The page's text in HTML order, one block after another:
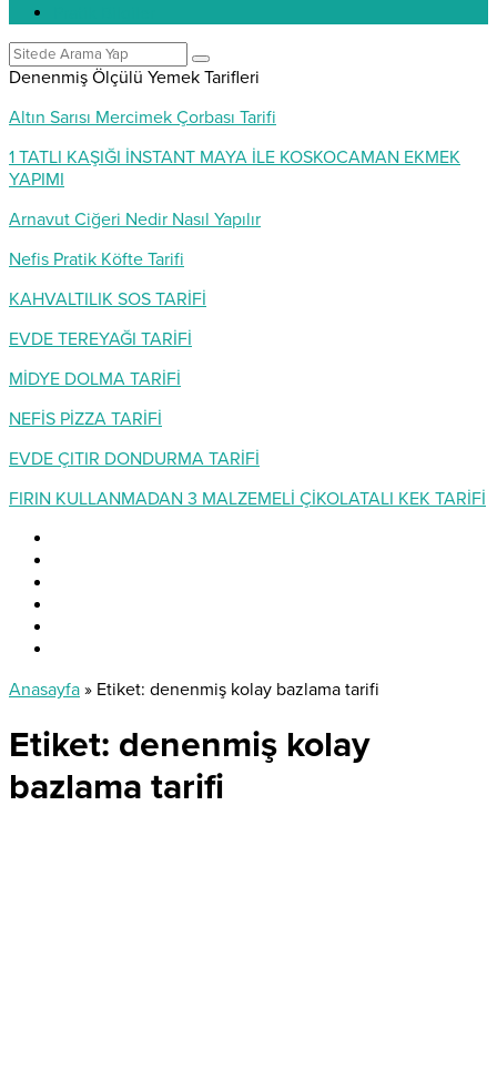
Denenmiş Ölçülü Yemek Tarifleri
Altın Sarısı Mercimek Çorbası Tarifi
1 TATLI KAŞIĞI İNSTANT MAYA İLE KOSKOCAMAN EKMEK
YAPIMI
Arnavut Ciğeri Nedir Nasıl Yapılır
Nefis Pratik Köfte Tarifi
KAHVALTILIK SOS TARİFİ
EVDE TEREYAĞI TARİFİ
MİDYE DOLMA TARİFİ
NEFİS PİZZA TARİFİ
EVDE ÇITIR DONDURMA TARİFİ
FIRIN KULLANMADAN 3 MALZEMELİ ÇİKOLATALI KEK TARİFİ
Anasayfa » Etiket: denenmiş kolay bazlama tarifi
Etiket: denenmiş kolay
bazlama tarifi